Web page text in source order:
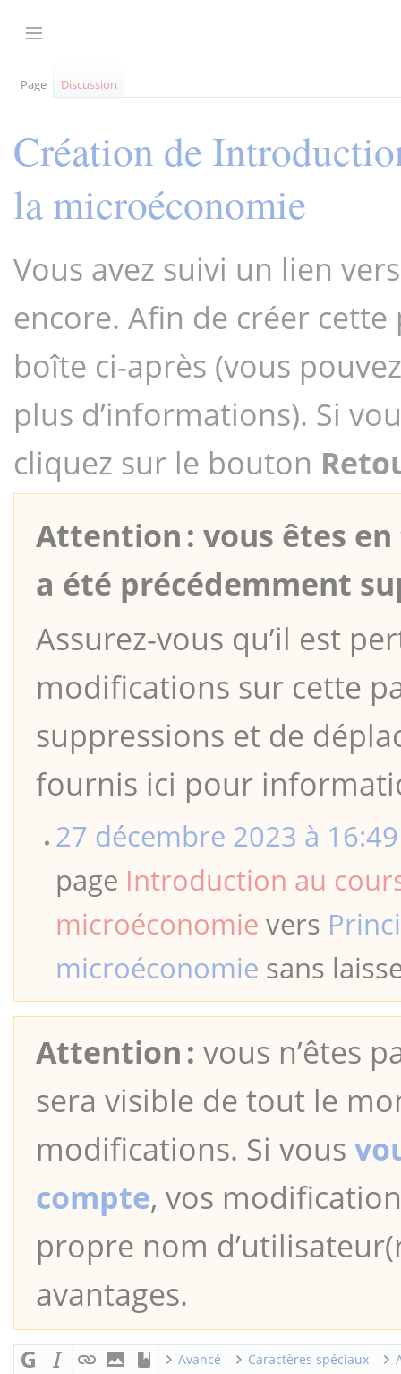
au Afficher / masquer la barre latérale
Page Discussion
Création de
la microéconomie
Vous avez suivi un lien
encore. Afin de créer
boîte ci-après (vous
plus d’informations). Si
cliquez sur le bouton
Attention : vous êtes
a été précédemment
Assurez-vous qu’il est
modifications sur cette
suppressions et de
fournis ici pour
27 décembre 2023 à 16:49
page Introduction au
microéconomie vers
microéconomie sans
Attention : vous n’êtes
sera visible de tout le
modifications. Si vous
compte, vos
propre nom
avantages.
Avancé Caractères spéciaux